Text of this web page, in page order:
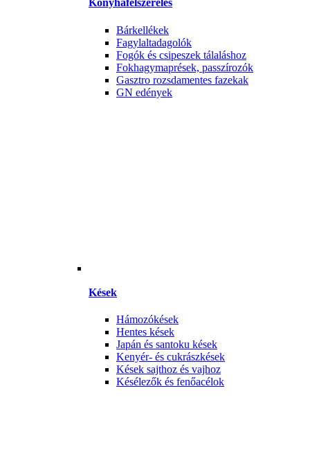
Konyhafelszerelés
Bárkellékek
Fagylaltadagolók
Fogók és csipeszek tálaláshoz
Fokhagymaprések, passzírozók
Gasztro rozsdamentes fazekak
GN edények
Kések
Hámozókések
Hentes kések
Japán és santoku kések
Kenyér- és cukrászkések
Kések sajthoz és vajhoz
Késélezők és fenőacélok